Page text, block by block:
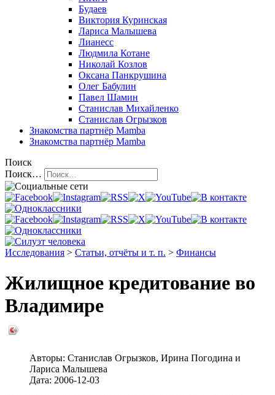
Будаев
Виктория Куринская
Лариса Малышева
Лианесс
Людмила Котане
Николай Козлов
Оксана Панкрушина
Олег Бабулин
Павел Шамин
Станислав Михайленко
Станислав Огрызков
Знакомства партнёр Mamba
Знакомства партнёр Mamba
Поиск
Поиск…
Исследования > Статьи, отчёты и т. п. > Финансы
Жилищное кредитование во
Владимире
Авторы: Станислав Огрызков, Ирина Погодина и
Лариса Малышева
Дата: 2006-12-03